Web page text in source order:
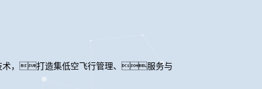
，打造集低空飞行管理、服务与